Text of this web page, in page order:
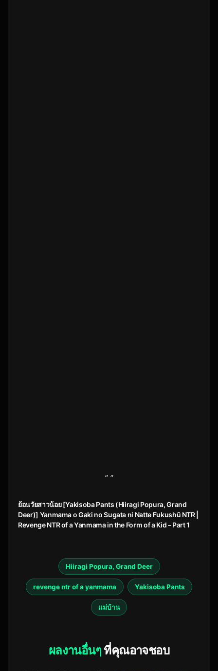
” ”
ย้อนวัยสาวน้อย [Yakisoba Pants (Hiiragi Popura, Grand
Deer)] Yanmama o Gaki no Sugata ni Natte Fukushū NTR |
Revenge NTR of a Yanmama in the Form of a Kid – Part 1
Hiiragi Popura, Grand Deer
revenge ntr of a yanmama Yakisoba Pants
แม่บ้าน
ผลงานอื่นๆที่คุณอาจชอบ